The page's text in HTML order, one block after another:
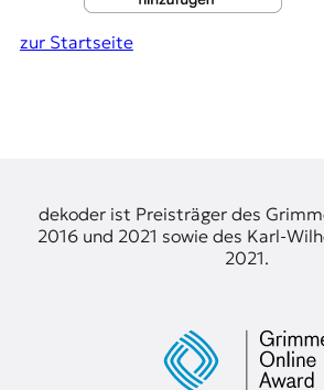
zur Startseite
dekoder ist Preisträger des
2016 und 2021 sowie des Karl-
2021.